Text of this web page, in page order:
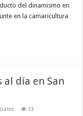
del dinamismo en
en la camaricultura
al día en San
33